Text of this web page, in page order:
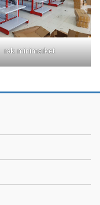
rak minimarket